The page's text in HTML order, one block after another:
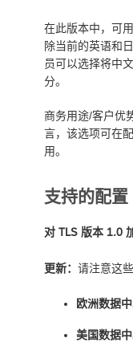
在此版本中，可
除当前的英语和
员可以选择将中
分。
商务用途/客户优
言，该选项可在
用。
支持的配置
对 TLS 版本 1.0
更新： 请注意这些
欧洲数据中
美国数据中